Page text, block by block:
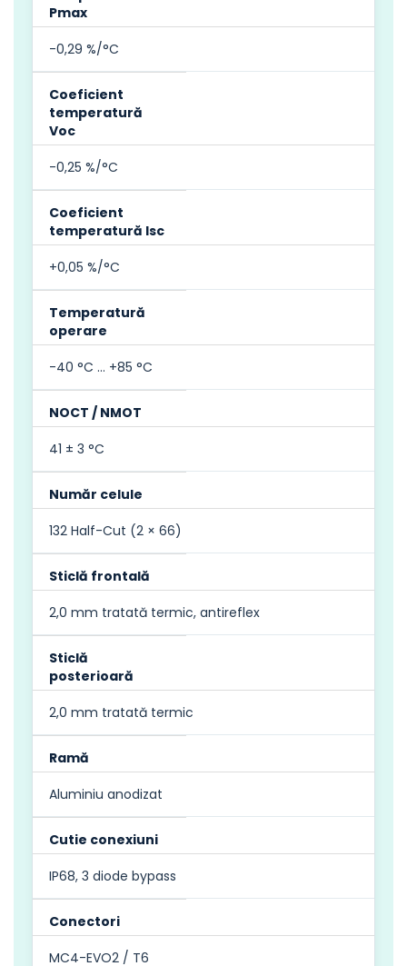
Pmax
-0,29 %/°C
Coeficient
temperatură
Voc
-0,25 %/°C
Coeficient
temperatură Isc
+0,05 %/°C
Temperatură
operare
-40 °C … +85 °C
NOCT / NMOT
41 ± 3 °C
Număr celule
132 Half-Cut (2 × 66)
Sticlă frontală
2,0 mm tratată termic, antireflex
Sticlă
posterioară
2,0 mm tratată termic
Ramă
Aluminiu anodizat
Cutie conexiuni
IP68, 3 diode bypass
Conectori
MC4-EVO2 / T6